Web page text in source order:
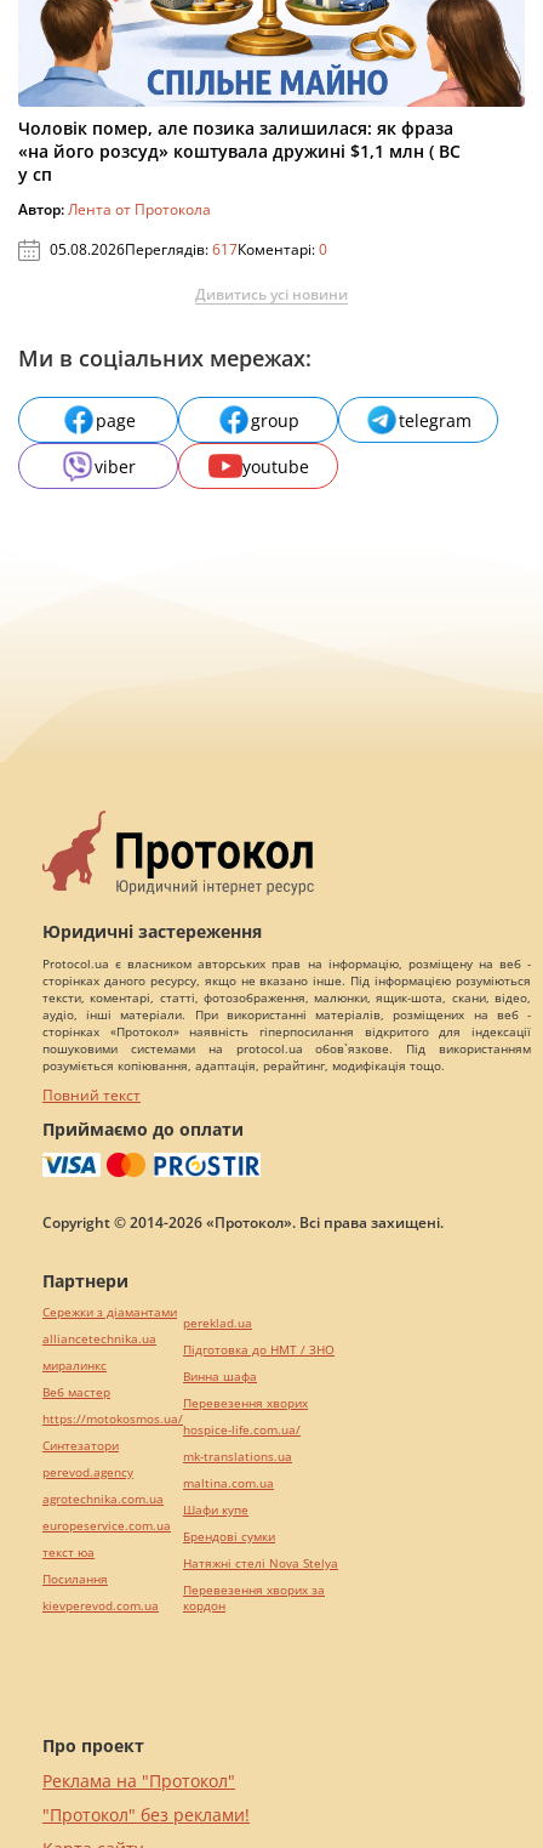
Чоловік помер, але позика залишилася: як фраза
«на його розсуд» коштувала дружині $1,1 млн ( ВС
у сп
Автор:Лента от Протокола
05.08.2026Переглядів:617Коментарі:0
Дивитись усі новини
Ми в соціальних мережах:
page group
telegram
viber
youtube
Юридичні застереження
Protocol.ua є власником авторських прав на інформацію, розміщену на веб -
сторінках даного ресурсу, якщо не вказано інше. Під інформацією розуміються
тексти, коментарі, статті, фотозображення, малюнки, ящик-шота, скани, відео,
аудіо, інші матеріали. При використанні матеріалів, розміщених на веб -
сторінках «Протокол» наявність гіперпосилання відкритого для індексації
пошуковими системами на protocol.ua обов`язкове. Під використанням
розуміється копіювання, адаптація, рерайтинг, модифікація тощо.
Повний текст
Приймаємо до оплати
Copyright © 2014-2026 «Протокол». Всі права захищені.
Про проект
Реклама на "Протокол"
"Протокол" без реклами!
Партнери
Сережки з діамантами
alliancetechnika.ua
миралинкс
Веб мастер
https://motokosmos.ua/
Синтезатори
perevod.agency
agrotechnika.com.ua
europeservice.com.ua
текст юа
Посилання
kievperevod.com.ua
pereklad.ua
Підготовка до НМТ / ЗНО
Винна шафа
Перевезення хворих
hospice-life.com.ua/
mk-translations.ua
maltina.com.ua
Шафи купе
Брендові сумки
Натяжні стелі Nova Stelya
Перевезення хворих за
кордон